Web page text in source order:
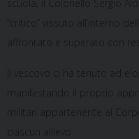
scuola, il Colonello Sergio
“critico” vissuto all’interno
affrontato e superato con
Il vescovo ci ha tenuto ad
manifestando il proprio
militari appartenente al
ciascun allievo.